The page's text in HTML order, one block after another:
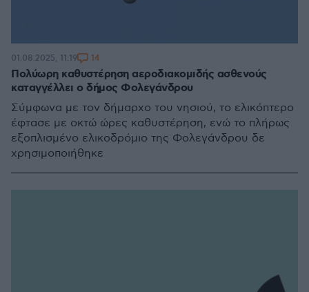
Πολύωρη καθυστέρηση αεροδιακομιδής ασθενούς
καταγγέλλει ο δήμος Φολεγάνδρου
Σύμφωνα με τον δήμαρχο του νησιού, το ελικόπτερο
έφτασε με οκτώ ώρες καθυστέρηση, ενώ το πλήρως
εξοπλισμένο ελικοδρόμιο της Φολεγάνδρου δε
χρησιμοποιήθηκε
01.08.2025, 11:19 14